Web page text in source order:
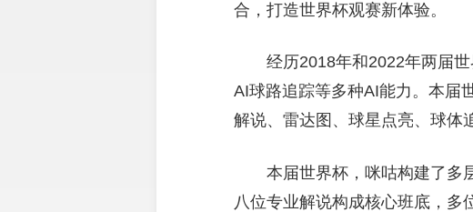
合，打造世界杯观赛新体验。
经历2018年和2022年两届
AI球路追踪等多种AI能力。本届
解说、雷达图、球星点亮、球体
本届世界杯，咪咕构建了多
八位专业解说构成核心班底，多